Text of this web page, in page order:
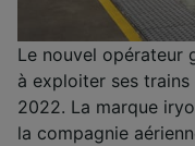
Le nouvel opérateur
à exploiter ses trains
2022. La marque
la compagnie